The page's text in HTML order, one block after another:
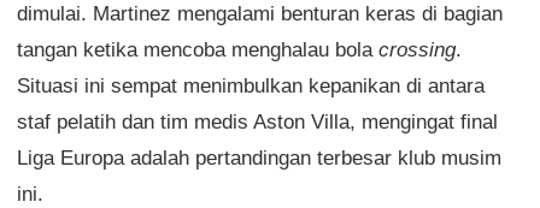
dimulai. Martinez mengalami benturan keras di bagian
tangan ketika mencoba menghalau bola crossing.
Situasi ini sempat menimbulkan kepanikan di antara
staf pelatih dan tim medis Aston Villa, mengingat final
Liga Europa adalah pertandingan terbesar klub musim
ini.